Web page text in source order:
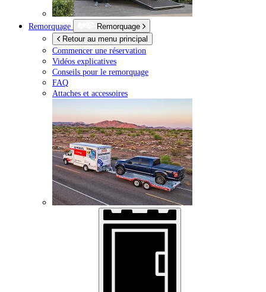
Remorquage
Remorquage
Retour au menu principal
Commencer une réservation
Vidéos explicatives
Conseils pour le remorquage
FAQ
Attaches et accessoires